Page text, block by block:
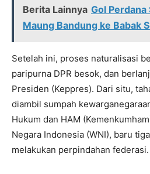
Berita Lainnya Gol Perdana
Maung Bandung ke Babak
Setelah ini, proses naturalisasi
paripurna DPR besok, dan
Presiden (Keppres). Dari situ,
diambil sumpah
Hukum dan HAM
Negara Indonesia (WNI), baru
melakukan perpindahan federasi.